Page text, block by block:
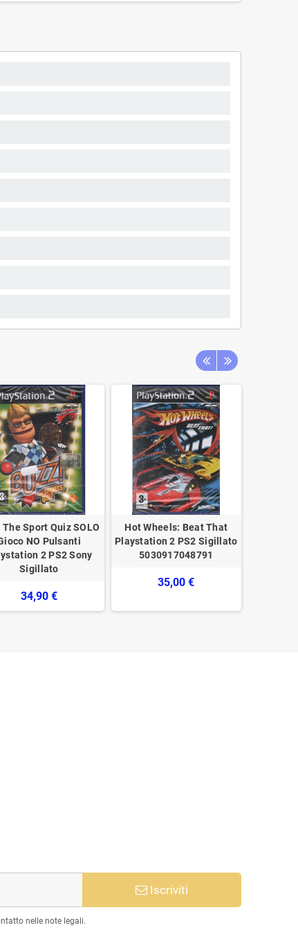
The Sport Quiz SOLO
NO Pulsanti
2 PS2 Sony
Sigillato
34,90 €
Hot Wheels: Beat That
Playstation 2 PS2 Sigillato
5030917048791
35,00 €
Iscriviti
nelle note legali.